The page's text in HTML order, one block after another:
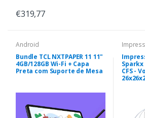
€319,77
Android
Bundle TCL NXTPAPER 11 11"
4GB/128GB Wi-Fi + Capa
Preta com Suporte de Mesa
Sparkx
CFS -